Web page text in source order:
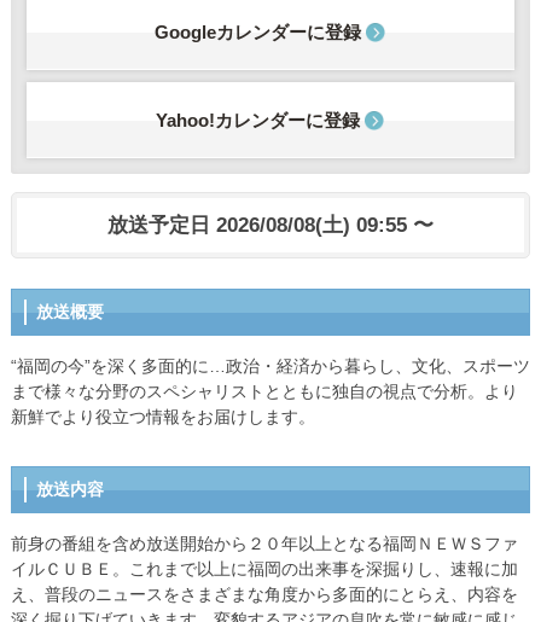
Googleカレンダーに登録
Yahoo!カレンダーに登録
放送予定日 2026/08/08(土) 09:55 〜
放送概要
“福岡の今”を深く多面的に…政治・経済から暮らし、文化、スポーツ
まで様々な分野のスペシャリストとともに独自の視点で分析。より
新鮮でより役立つ情報をお届けします。
放送内容
前身の番組を含め放送開始から２０年以上となる福岡ＮＥＷＳファ
イルＣＵＢＥ。これまで以上に福岡の出来事を深掘りし、速報に加
え、普段のニュースをさまざまな角度から多面的にとらえ、内容を